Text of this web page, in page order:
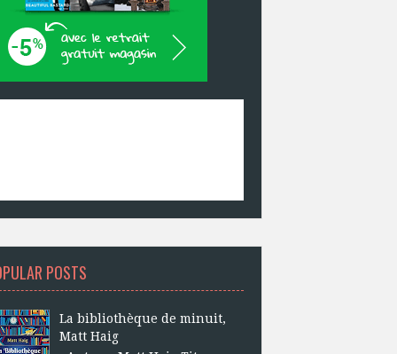
POSTS
La bibliothèque de minuit,
Matt Haig